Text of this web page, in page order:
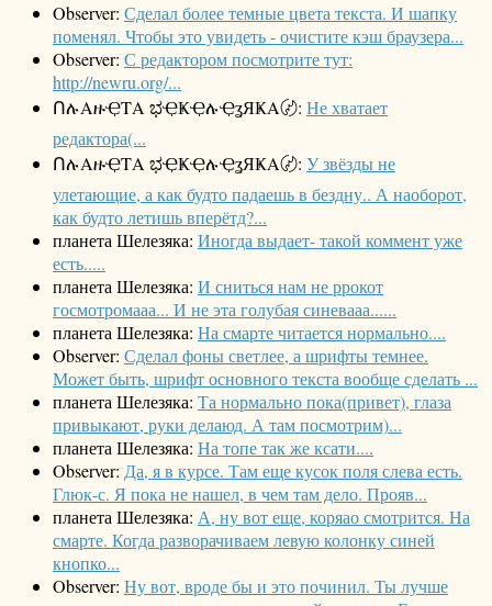
Observer: Сделал более темные цвета текста. И шапку
поменял. Чтобы это увидеть - очистите кэш браузера...
Observer: С редактором посмотрите тут:
http://newru.org/...
ՈሉΑዙҾΤΑ ಭҾҜҾሉҾʓЯҜΑ〄: Не хватает
редактора(...
ՈሉΑዙҾΤΑ ಭҾҜҾሉҾʓЯҜΑ〄: У звёзды не
улетающие, а как будто падаешь в бездну.. А наоборот,
как будто летишь вперётд?...
планета Шелезяка: Иногда выдает- такой коммент уже
есть.....
планета Шелезяка: И сниться нам не ррокот
госмотромааа... И не эта голубая синевааа......
планета Шелезяка: На смарте читается нормально....
Observer: Сделал фоны светлее, а шрифты темнее.
Может быть, шрифт основного текста вообще сделать ...
планета Шелезяка: Та нормально пока(привет), глаза
привыкают, руки делаюд. А там посмотрим)...
планета Шелезяка: На топе так же ксати....
Observer: Да, я в курсе. Там еще кусок поля слева есть.
Глюк-с. Я пока не нашел, в чем там дело. Прояв...
планета Шелезяка: А, ну вот еще, коряао смотрится. На
смарте. Когда разворачиваем левую колонку синей
кнопко...
Observer: Ну вот, вроде бы и это починил. Ты лучше